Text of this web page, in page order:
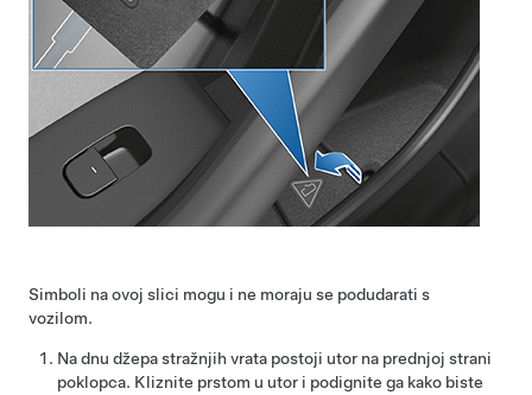
Simboli na ovoj slici mogu i ne moraju se podudarati s
vozilom.
Na dnu džepa stražnjih vrata postoji utor na prednjoj strani
poklopca. Kliznite prstom u utor i podignite ga kako biste